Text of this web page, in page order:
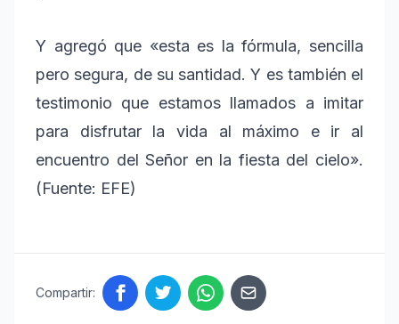
Y agregó que «esta es la fórmula, sencilla
pero segura, de su santidad. Y es también el
testimonio que estamos llamados a imitar
para disfrutar la vida al máximo e ir al
encuentro del Señor en la fiesta del cielo».
(Fuente: EFE)
Compartir: